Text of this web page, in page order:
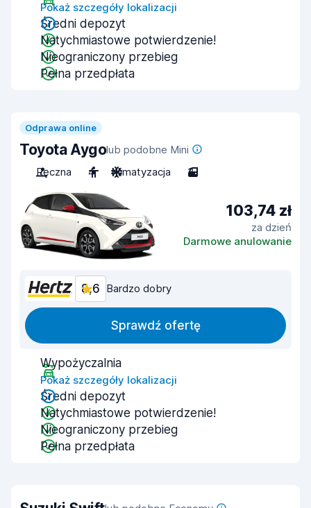
Pokaż szczegóły lokalizacji
Średni depozyt
Natychmiastowe potwierdzenie!
Nieograniczony przebieg
Pełna przedpłata
Odprawa online
Toyota Aygolub podobne Mini
Ręczna
4 Klimatyzacja 3
103,74 zł
za dzień
Darmowe anulowanie
8,6 Bardzo dobry
Sprawdź ofertę
Wypożyczalnia
Pokaż szczegóły lokalizacji
Średni depozyt
Natychmiastowe potwierdzenie!
Nieograniczony przebieg
Pełna przedpłata